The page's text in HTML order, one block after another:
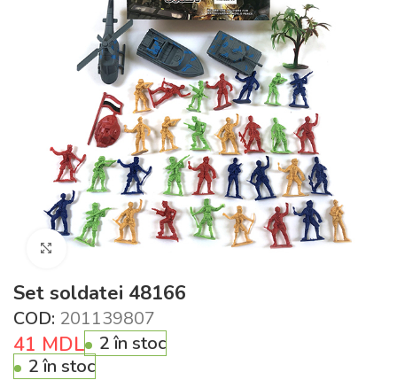
Click pentru a mări
Set soldatei 48166
COD: 201139807
41 MDL
2 în stoc
2 în stoc